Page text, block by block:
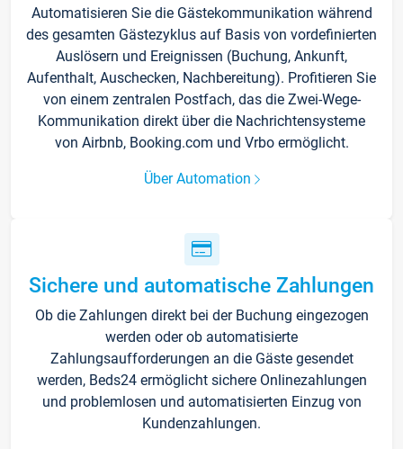
Automatisieren Sie die Gästekommunikation während
des gesamten Gästezyklus auf Basis von vordefinierten
Auslösern und Ereignissen (Buchung, Ankunft,
Aufenthalt, Auschecken, Nachbereitung). Profitieren Sie
von einem zentralen Postfach, das die Zwei-Wege-
Kommunikation direkt über die Nachrichtensysteme
von Airbnb, Booking.com und Vrbo ermöglicht.
Über Automation
Sichere und automatische Zahlungen
Ob die Zahlungen direkt bei der Buchung eingezogen
werden oder ob automatisierte
Zahlungsaufforderungen an die Gäste gesendet
werden, Beds24 ermöglicht sichere Onlinezahlungen
und problemlosen und automatisierten Einzug von
Kundenzahlungen.